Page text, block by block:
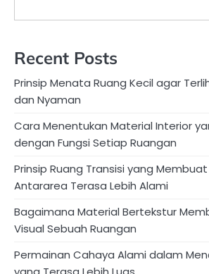
Recent Posts
Prinsip Menata Ruang Kecil agar
dan Nyaman
Cara Menentukan Material Interior
dengan Fungsi Setiap Ruangan
Prinsip Ruang Transisi yang
Antararea Terasa Lebih Alami
Bagaimana Material Bertekstur
Visual Sebuah Ruangan
Permainan Cahaya Alami dalam